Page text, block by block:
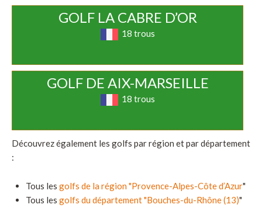
GOLF LA CABRE D’OR
18 trous
GOLF DE AIX-MARSEILLE
18 trous
Découvrez également les golfs par région et par département
:
Tous les golfs de la région "Provence-Alpes-Côte d’Azur"
Tous les golfs du département "Bouches-du-Rhône (13)"